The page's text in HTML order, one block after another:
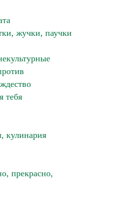
жучки, паучки
тебя
кулинария
прекрасно,